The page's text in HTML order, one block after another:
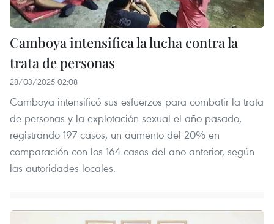
Camboya intensifica la lucha contra la
trata de personas
28/03/2025 02:08
Camboya intensificó sus esfuerzos para combatir la trata
de personas y la explotación sexual el año pasado,
registrando 197 casos, un aumento del 20% en
comparación con los 164 casos del año anterior, según
las autoridades locales.